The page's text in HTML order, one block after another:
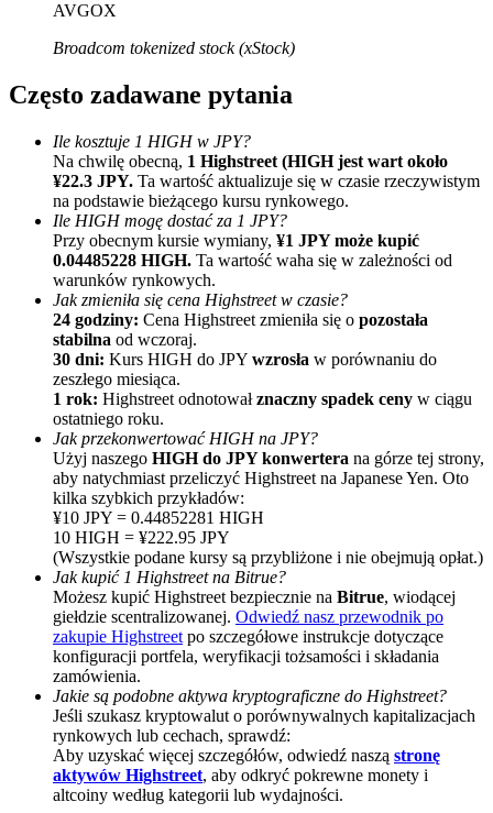
Polecaj
Zaproś przyjaciela, aby otrzymać nagrody pieniężne
BTC Welcome Rewards
BTC Welcome Rewards
Deposit & Trade BTC to Share 25000 USDT prize pool!
Deposit CASHCAT & Win
Share 500000 CASHCAT prize pool
AVGOX
Broadcom tokenized stock (xStock)
Często zadawane pytania
Ile kosztuje 1 HIGH w JPY?
Na chwilę obecną, 1 Highstreet (HIGH jest wart około
¥22.3 JPY. Ta wartość aktualizuje się w czasie rzeczywistym
na podstawie bieżącego kursu rynkowego.
Ile HIGH mogę dostać za 1 JPY?
Przy obecnym kursie wymiany, ¥1 JPY może kupić
0.04485228 HIGH. Ta wartość waha się w zależności od
warunków rynkowych.
Jak zmieniła się cena Highstreet w czasie?
24 godziny: Cena Highstreet zmieniła się o pozostała
stabilna od wczoraj.
30 dni: Kurs HIGH do JPY wzrosła w porównaniu do
zeszłego miesiąca.
1 rok: Highstreet odnotowałznaczny spadek ceny w ciągu
ostatniego roku.
Jak przekonwertować HIGH na JPY?
Użyj naszego HIGH do JPY konwertera na górze tej strony,
aby natychmiast przeliczyć Highstreet na Japanese Yen. Oto
kilka szybkich przykładów:
¥10 JPY = 0.44852281 HIGH
10 HIGH = ¥222.95 JPY
(Wszystkie podane kursy są przybliżone i nie obejmują opłat.)
Jak kupić 1 Highstreet na Bitrue?
Możesz kupić Highstreet bezpiecznie na Bitrue, wiodącej
giełdzie scentralizowanej. Odwiedź nasz przewodnik po
zakupie Highstreet po szczegółowe instrukcje dotyczące
konfiguracji portfela, weryfikacji tożsamości i składania
zamówienia.
Jakie są podobne aktywa kryptograficzne do Highstreet?
Jeśli szukasz kryptowalut o porównywalnych kapitalizacjach
rynkowych lub cechach, sprawdź:
Aby uzyskać więcej szczegółów, odwiedź naszą stronę
aktywów Highstreet, aby odkryć pokrewne monety i
altcoiny według kategorii lub wydajności.